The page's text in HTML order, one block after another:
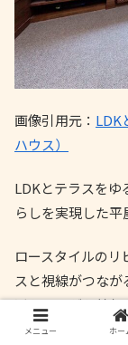
画像引用元： LDK
ハウス）
LDKとテラスをゆ
らしを実現した平
ロースタイルの
スと視線がつな
活かしながら外部
上の広がりを感
メニュー ホー